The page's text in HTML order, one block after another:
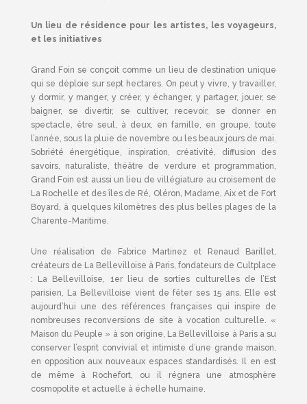
Un lieu de résidence pour les artistes, les voyageurs,
et les initiatives
Grand Foin se conçoit comme un lieu de destination unique
qui se déploie sur sept hectares. On peut y vivre, y travailler,
y dormir, y manger, y créer, y échanger, y partager, jouer, se
baigner, se divertir, se cultiver, recevoir, se donner en
spectacle, être seul, à deux, en famille, en groupe, toute
l’année, sous la pluie de novembre ou les beaux jours de mai.
Sobriété énergétique, inspiration, créativité, diffusion des
savoirs, naturaliste, théâtre de verdure et programmation,
Grand Foin est aussi un lieu de villégiature au croisement de
La Rochelle et des îles de Ré, Oléron, Madame, Aix et de Fort
Boyard, à quelques kilomètres des plus belles plages de la
Charente-Maritime.
Une réalisation de Fabrice Martinez et Renaud Barillet,
créateurs de La Bellevilloise à Paris, fondateurs de Cultplace
: La Bellevilloise, 1er lieu de sorties culturelles de l’Est
parisien, La Bellevilloise vient de fêter ses 15 ans. Elle est
aujourd’hui une des références françaises qui inspire de
nombreuses reconversions de site à vocation culturelle. «
Maison du Peuple » à son origine, La Bellevilloise à Paris a su
conserver l’esprit convivial et intimiste d’une grande maison,
en opposition aux nouveaux espaces standardisés. Il en est
de même à Rochefort, ou il régnera une atmosphère
cosmopolite et actuelle à échelle humaine.